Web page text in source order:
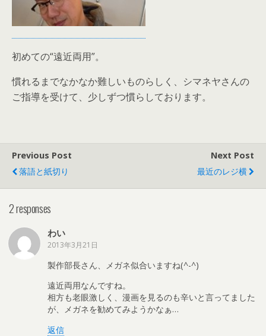
初めての“遠近両用”。
慣れるまでなかなか難しいものらしく、シマネヤさんの
ご指導を受けて、少しずつ慣らしております。
Previous Post
落語と紙切り
Next Post
最近のレジ横
2 responses
わい
2013年3月21日
製作部長さん、メガネ似合いますね(^-^)
遠近両用なんですね。
相方も老眼激しく、漫画を見るのも辛いと言ってました
が、メガネを勧めてみようかなぁ…
返信